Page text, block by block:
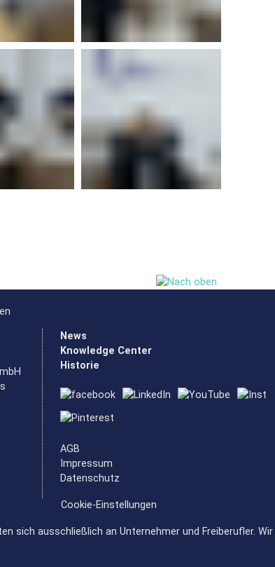
News
Knowledge Center
Historie
AGB
Impressum
Datenschutz
Cookie-Einstellungen
sich ausschließlich an Unternehmer und Freiberufler.